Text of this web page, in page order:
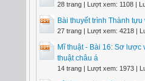
28 trang | Lượt xem: 1108 |
Bài thuyết trình Thành
27 trang | Lượt xem: 4218 |
Mĩ thuật - Bài 16: Sơ lược
thuật châu á
14 trang | Lượt xem: 1973 |